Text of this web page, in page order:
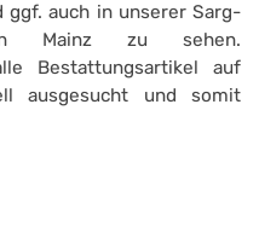
ggf. auch in unserer Sarg-
in Mainz zu sehen.
Bestattungsartikel auf
ausgesucht und somit